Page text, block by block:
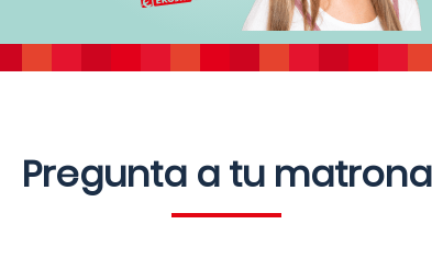
Pregunta a tu matrona